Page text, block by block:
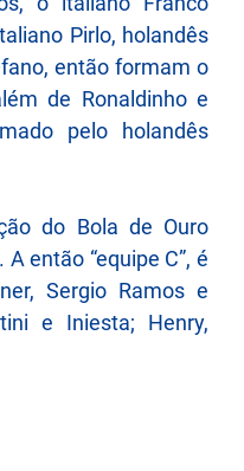
Pirlo, holandês
então formam o
de Ronaldinho e
pelo holandês
do Bola de Ouro
então “equipe C”, é
Sergio Ramos e
e Iniesta; Henry,